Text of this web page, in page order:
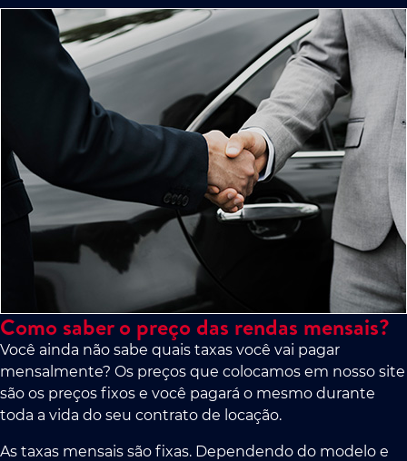
Como saber o preço das rendas mensais?
Você ainda não sabe quais taxas você vai pagar
mensalmente? Os preços que colocamos em nosso site
são os preços fixos e você pagará o mesmo durante
toda a vida do seu contrato de locação.
As taxas mensais são fixas. Dependendo do modelo e